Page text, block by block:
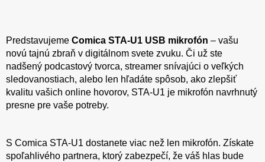
Predstavujeme Comica STA-U1 USB mikrofón – vašu
novú tajnú zbraň v digitálnom svete zvuku. Či už ste
nadšený podcastový tvorca, streamer snívajúci o veľkých
sledovanostiach, alebo len hľadáte spôsob, ako zlepšiť
kvalitu vašich online hovorov, STA-U1 je mikrofón navrhnutý
presne pre vaše potreby.
S Comica STA-U1 dostanete viac než len mikrofón. Získate
spoľahlivého partnera, ktorý zabezpečí, že váš hlas bude